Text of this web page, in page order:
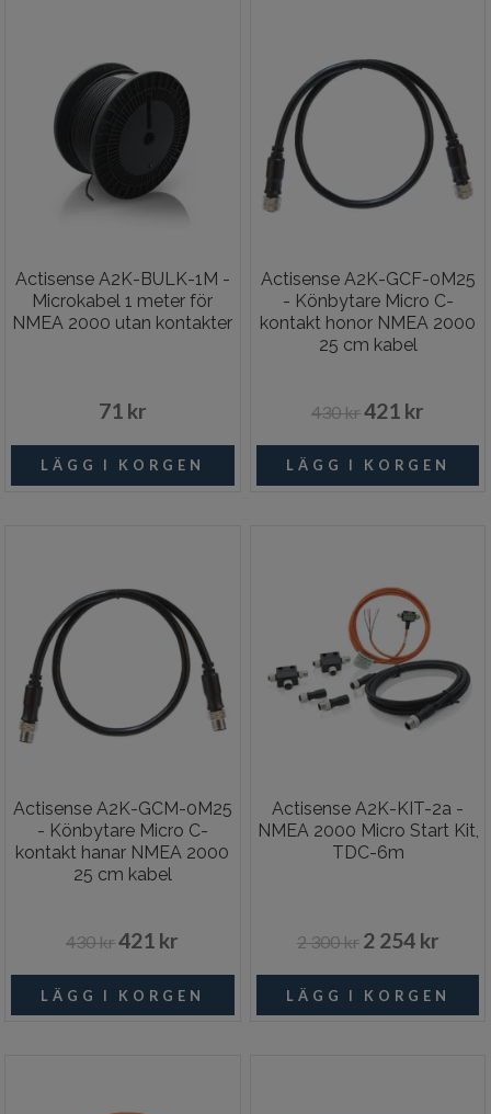
Actisense A2K-BULK-1M -
Microkabel 1 meter för
NMEA 2000 utan kontakter
71 kr
Actisense A2K-GCF-0M25
- Könbytare Micro C-
kontakt honor NMEA 2000
25 cm kabel
430 kr421 kr
Actisense A2K-GCM-0M25
- Könbytare Micro C-
kontakt hanar NMEA 2000
25 cm kabel
430 kr421 kr
Actisense A2K-KIT-2a -
NMEA 2000 Micro Start Kit,
TDC-6m
2 300 kr 2 254 kr